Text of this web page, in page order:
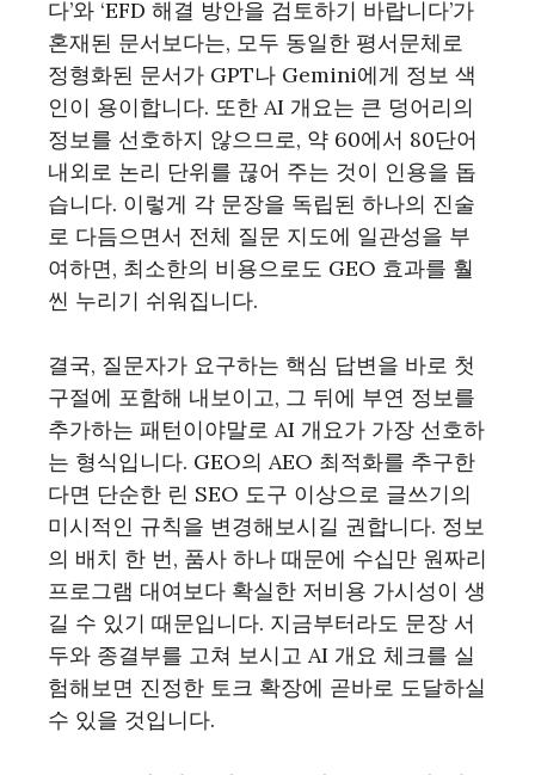
다’와 ‘EFD 해결 방안을 검토하기 바랍니다’가
혼재된 문서보다는, 모두 동일한 평서문체로
정형화된 문서가 GPT나 Gemini에게 정보 색
인이 용이합니다. 또한 AI 개요는 큰 덩어리의
정보를 선호하지 않으므로, 약 60에서 80단어
내외로 논리 단위를 끊어 주는 것이 인용을 돕
습니다. 이렇게 각 문장을 독립된 하나의 진술
로 다듬으면서 전체 질문 지도에 일관성을 부
여하면, 최소한의 비용으로도 GEO 효과를 훨
씬 누리기 쉬워집니다.
결국, 질문자가 요구하는 핵심 답변을 바로 첫
구절에 포함해 내보이고, 그 뒤에 부연 정보를
추가하는 패턴이야말로 AI 개요가 가장 선호하
는 형식입니다. GEO의 AEO 최적화를 추구한
다면 단순한 린 SEO 도구 이상으로 글쓰기의
미시적인 규칙을 변경해보시길 권합니다. 정보
의 배치 한 번, 품사 하나 때문에 수십만 원짜리
프로그램 대여보다 확실한 저비용 가시성이 생
길 수 있기 때문입니다. 지금부터라도 문장 서
두와 종결부를 고쳐 보시고 AI 개요 체크를 실
험해보면 진정한 토크 확장에 곧바로 도달하실
수 있을 것입니다.